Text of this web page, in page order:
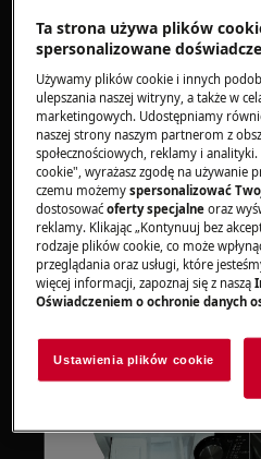
prawidłowo
Sposób demontażu i
detergent
UWAGA:
Poniższe zdjęcia mają
różnić się od posiadanego
suszarki.
Otwórz szufladę na
lewej stronie.
Ta strona używa plików
spersonalizowane
Używamy plików cookie i innych
ulepszania naszej witryny, a także w
marketingowych. Udostępniamy
naszej strony naszym partnerom z
społecznościowych, reklamy i
cookie", wyrażasz zgodę na używanie
czemu możemyspersonalizować
dostosowaćoferty specjalne oraz
reklamy. Klikając „Kontynuuj bez
rodzaje plików cookie, co może
przeglądania oraz usługi, które
więcej informacji, zapoznaj się z naszą
Oświadczeniem o ochronie danych
Ustawienia plików cookie